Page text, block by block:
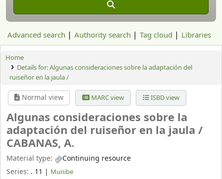
Advanced search Authority search Tag cloud Libraries
Home
Details for:Algunas consideraciones sobre la adaptación del
ruiseñor en la jaula /
Normal view MARC view ISBD view
Algunas consideraciones sobre la
adaptación del ruiseñor en la jaula /
CABANAS, A.
Material type:
Continuing resource
Series: . 11 | Munibe